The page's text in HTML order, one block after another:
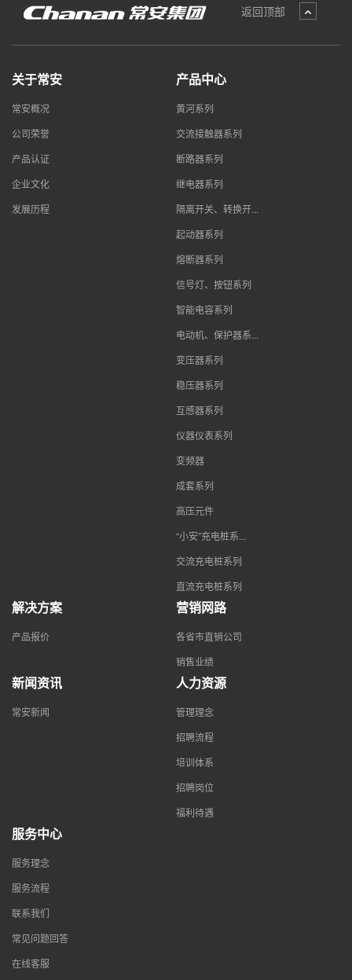
返回顶部
关于常安
常安概况
公司荣誉
产品认证
企业文化
发展历程
产品中心
黄河系列
交流接触器系列
断路器系列
继电器系列
隔离开关、转换开...
起动器系列
熔断器系列
信号灯、按钮系列
智能电容系列
电动机、保护器系...
变压器系列
稳压器系列
互感器系列
仪器仪表系列
变频器
成套系列
高压元件
“小安”充电桩系...
交流充电桩系列
直流充电桩系列
解决方案
产品报价
营销网路
各省市直销公司
销售业绩
新闻资讯
常安新闻
人力资源
管理理念
招聘流程
培训体系
招聘岗位
福利待遇
服务中心
服务理念
服务流程
联系我们
常见问题回答
在线客服